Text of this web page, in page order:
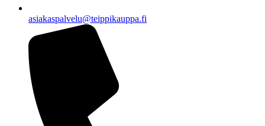
asiakaspalvelu@teippikauppa.fi